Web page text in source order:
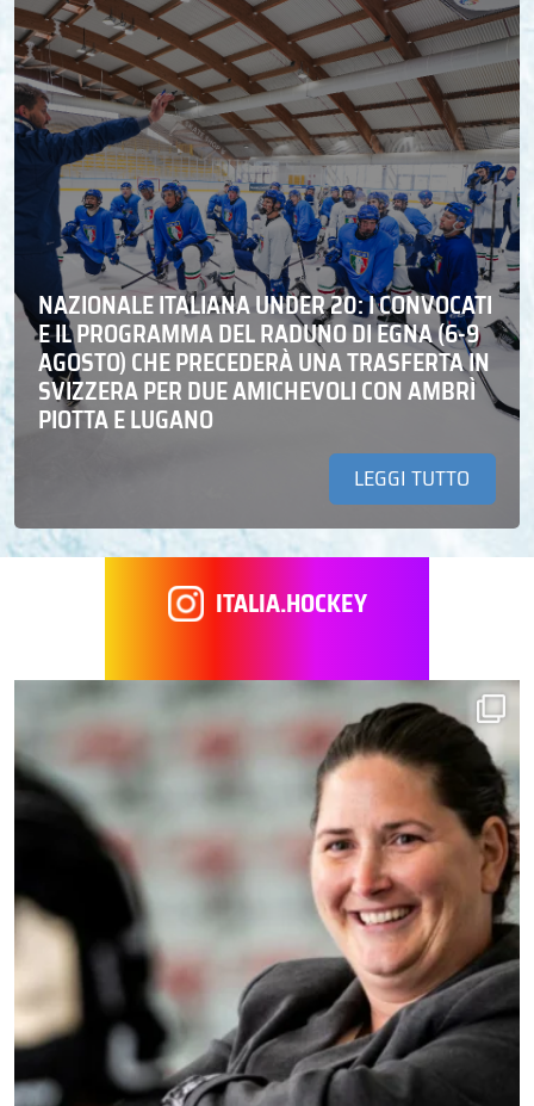
NAZIONALE ITALIANA UNDER 20: I CONVOCATI
E IL PROGRAMMA DEL RADUNO DI EGNA (6-9
AGOSTO) CHE PRECEDERÀ UNA TRASFERTA IN
SVIZZERA PER DUE AMICHEVOLI CON AMBRÌ
PIOTTA E LUGANO
LEGGI TUTTO
ITALIA.HOCKEY